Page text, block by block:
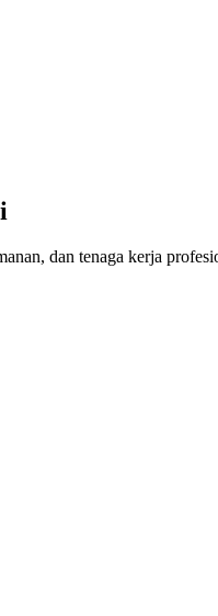
dan tenaga kerja